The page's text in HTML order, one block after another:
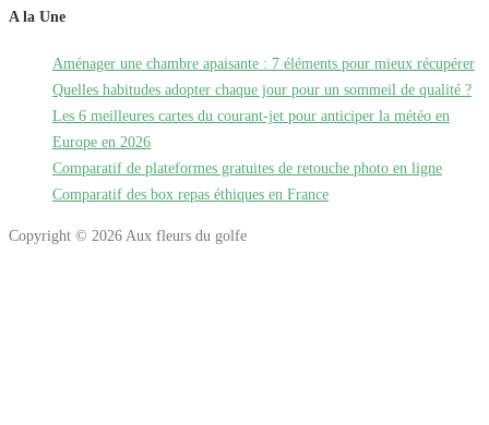
A la Une
Aménager une chambre apaisante : 7 éléments pour mieux récupérer
Quelles habitudes adopter chaque jour pour un sommeil de qualité ?
Les 6 meilleures cartes du courant-jet pour anticiper la météo en
Europe en 2026
Comparatif de plateformes gratuites de retouche photo en ligne
Comparatif des box repas éthiques en France
Copyright © 2026 Aux fleurs du golfe